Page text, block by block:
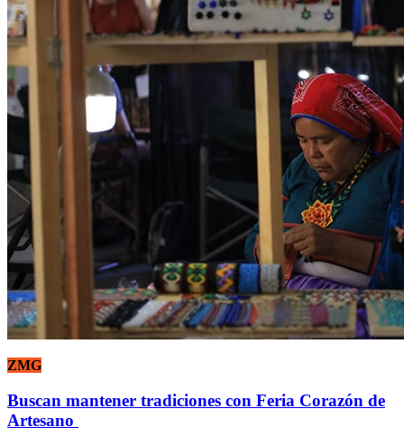
ZMG
Buscan mantener tradiciones con Feria Corazón de
Artesano